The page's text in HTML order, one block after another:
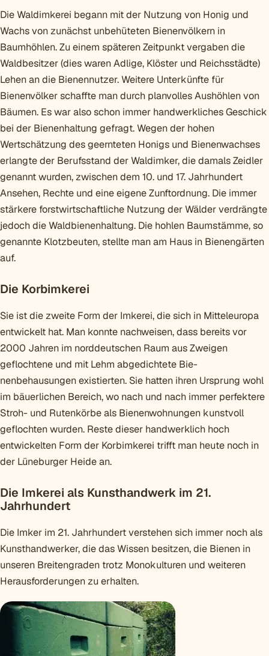
Die Waldimkerei begann mit der Nutzung von Honig und
Wachs von zunächst unbehüteten Bienenvölkern in
Baumhöhlen. Zu einem späteren Zeitpunkt vergaben die
Waldbesitzer (dies waren Adlige, Klö­ster und Reichsstädte)
Lehen an die Bienen­nutzer. Weitere Unterkünfte für
Bienenvölker schaffte man durch planvolles Aushöh­len von
Bäumen. Es war also schon immer handwerkliches Geschick
bei der Bienenhaltung gefragt. Wegen der ho­hen
Wertschätzung des geernteten Ho­nigs und Bienenwachses
erlangte der Berufsstand der Waldimker, die damals Zeidler
genannt wurden, zwischen dem 10. und 17. Jahrhundert
Ansehen, Rechte und eine eigene Zunft­ordnung. Die immer
stärkere forstwirtschaftliche Nutzung der Wälder verdrängte
jedoch die Waldbienenhaltung. Die hohlen Baum­stämme, so
genannte Klotzbeuten, stellte man am Haus in Bienengärten
auf.
Die Korbimkerei
Sie ist die zweite Form der Imkerei, die sich in Mitteleuropa
entwickelt hat. Man konnte nachweisen, dass bereits vor
2000 Jahren im norddeutschen Raum aus Zweigen
geflochtene und mit Lehm abgedichtete Bie­
nenbehausungen existierten. Sie ha­tten ihren Ursprung wohl
im bäuerlichen Bereich, wo nach und nach immer per­fektere
Stroh- und Rutenkörbe als Bie­nenwohnungen kunstvoll
geflochten wur­den. Reste dieser handwerklich hoch
entwickelten Form der Korbimkerei trifft man heute noch in
der Lüneburger Heide an.
Die Imkerei als Kunsthandwerk im 21.
Jahrhundert
Die Imker im 21. Jahrhundert verstehen sich immer noch als
Kunsthandwerker, die das Wissen besitzen, die Bienen in
unseren Breitengraden trotz Monokulturen und weiteren
Herausforderungen zu erhalten.